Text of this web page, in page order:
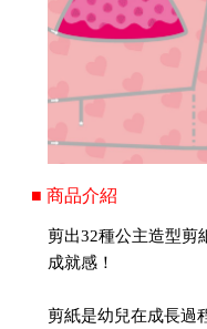
■ 商品介紹
剪出32種公主造型剪
成就感！
剪紙是幼兒在成長過